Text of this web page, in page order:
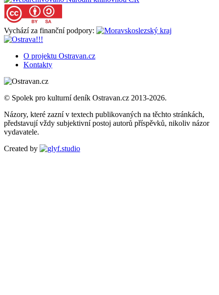
Vychází za finanční podpory:
O projektu Ostravan.cz
Kontakty
© Spolek pro kulturní deník Ostravan.cz 2013-2026.
Názory, které zazní v textech publikovaných na těchto stránkách,
představují vždy subjektivní postoj autorů příspěvků, nikoliv názor
vydavatele.
Created by